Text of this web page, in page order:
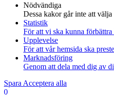
Nödvändiga
Dessa kakor går inte att
Statistik
För att vi ska kunna
Upplevelse
För att vår hemsida ska
Marknadsföring
Genom att dela med dig av
Spara Acceptera alla
0